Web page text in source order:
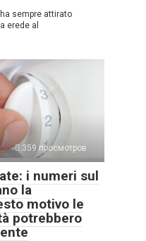
sempre attirato
erede al
359 просмотров
i numeri sul
la
motivo le
potrebbero